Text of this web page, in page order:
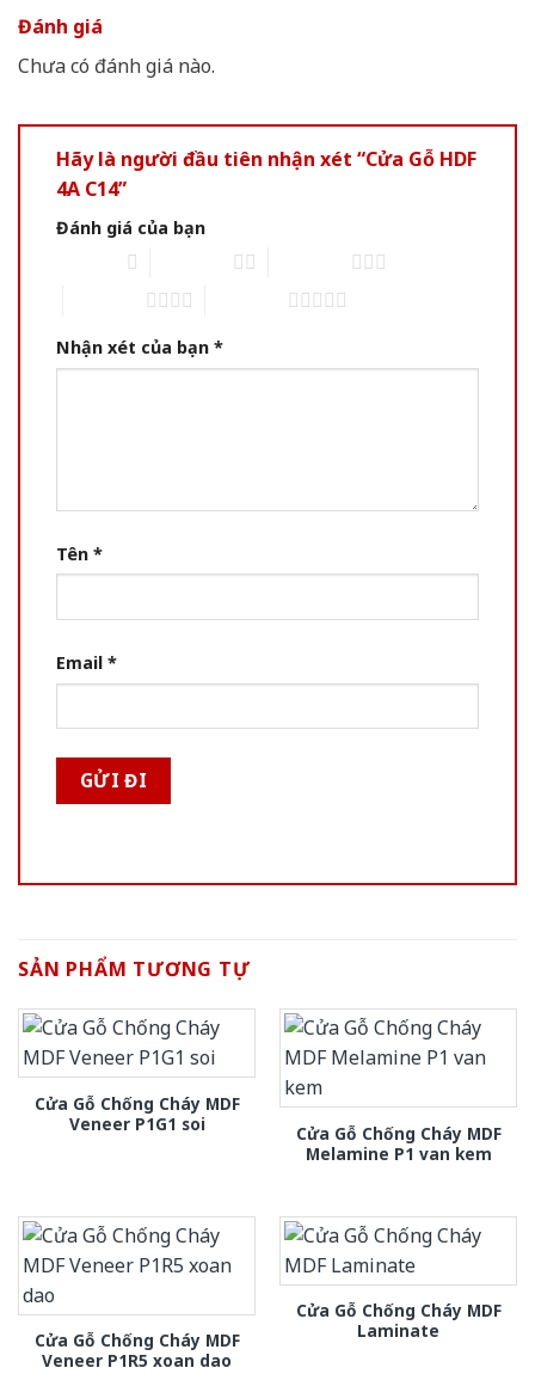
Đánh giá
Chưa có đánh giá nào.
Hãy là người đầu tiên nhận xét “Cửa Gỗ HDF
4A C14”
Đánh giá của bạn
Nhận xét của bạn *
Tên *
Email *
SẢN PHẨM TƯƠNG TỰ
Cửa Gỗ Chống Cháy MDF
Veneer P1G1 soi
Cửa Gỗ Chống Cháy MDF
Melamine P1 van kem
Cửa Gỗ Chống Cháy MDF
Veneer P1R5 xoan dao
Cửa Gỗ Chống Cháy MDF
Laminate